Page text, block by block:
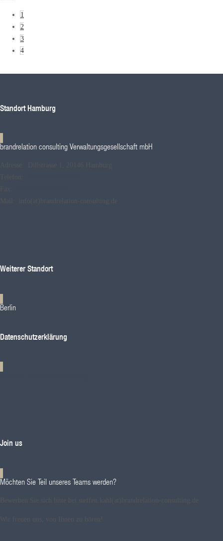
1
2
3
4
Standort Hamburg
brandrelation consulting Verwaltungsgesellschaft mbH
Adresse: Dillstrasse 1, 20146 Hamburg
Telefon:
Fax:
Mail: info(at)brandrelation-consulting.de
Weiterer Standort
Berlin
Datenschutzerklärung
Join us
Möchten Sie Teil unseres Teams werden?
Bewerben Sie sich bitte bei steffen.kahl(at)brandrelation-consulting.de
Wir freuen uns, von Ihnen zu hören!